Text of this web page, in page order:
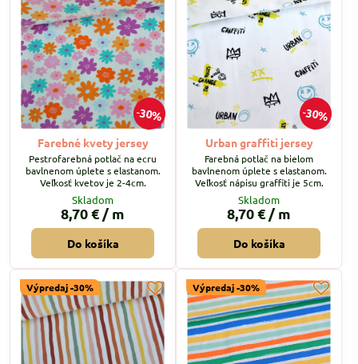
30%
Farebné kvety jersey
Pestrofarebná potlač na ecru
bavlnenom úplete s elastanom.
Veľkosť kvetov je 2-4cm.
Skladom
8,70 € / m
Do košíka
30%
Urban graffiti jersey
Farebná potlač na bielom
bavlnenom úplete s elastanom.
Veľkosť nápisu graffiti je 5cm.
Skladom
8,70 € / m
Do košíka
Výpredaj -30% Výpredaj -30%